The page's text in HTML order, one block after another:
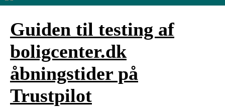
Guiden til testing af
boligcenter.dk
åbningstider på
Trustpilot